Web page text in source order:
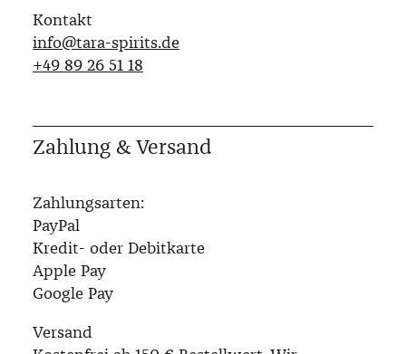
Kontakt
info@tara-spirits.de
‭+49 89 26 51 18‬
Zahlung & Versand
Zahlungsarten:
PayPal
Kredit- oder Debitkarte
Apple Pay
Google Pay
Versand